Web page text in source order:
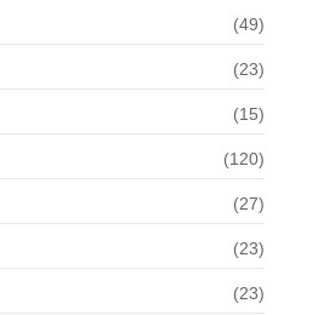
(49)
(23)
(15)
(120)
(27)
(23)
(23)